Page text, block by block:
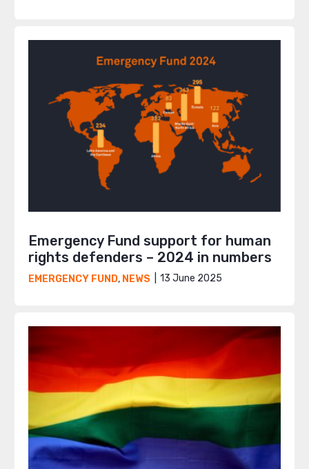
Emergency Fund support for human
rights defenders – 2024 in numbers
EMERGENCY FUND, NEWS 13 June 2025